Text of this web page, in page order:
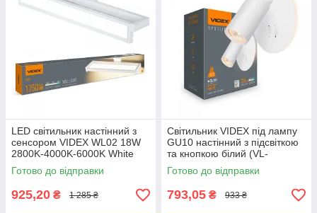
LED світильник настінний з
сенсором VIDEX WL02 18W
2800K-4000K-6000K White
Готово до відправки
925,20 ₴ 1 285 ₴
Світильник VIDEX під лампу
GU10 настінний з підсвіткою
та кнопкою білий (VL-
SPF24E-W)
Готово до відправки
793,05 ₴ 933 ₴